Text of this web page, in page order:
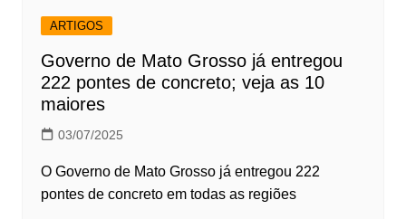
ARTIGOS
Governo de Mato Grosso já entregou
222 pontes de concreto; veja as 10
maiores
03/07/2025
O Governo de Mato Grosso já entregou 222
pontes de concreto em todas as regiões